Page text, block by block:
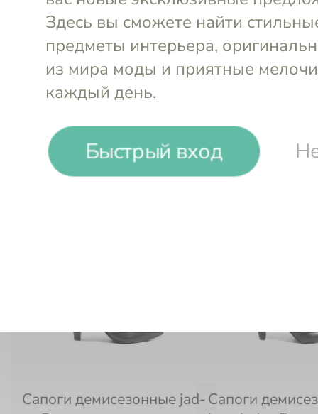
Быстрый вход
BRONX Shoes.
обувь
Сапоги демисезонные jad-Сапоги